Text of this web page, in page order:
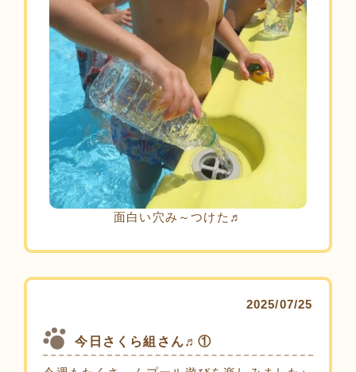
面白い穴み～つけた♬
2025/07/25
今日さくら組さん♬①